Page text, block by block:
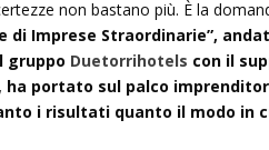
non bastano più. È la
di Imprese Straordinarie”,
gruppo Duetorrihotels con il
ha portato sul palco
i risultati quanto il modo in